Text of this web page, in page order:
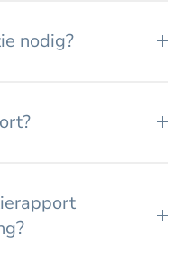
nodig?